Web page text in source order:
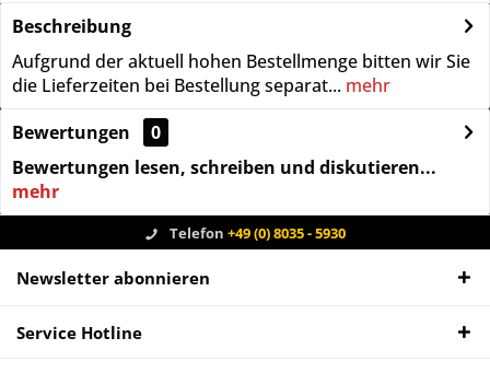
Beschreibung
Aufgrund der aktuell hohen Bestellmenge bitten wir Sie
die Lieferzeiten bei Bestellung separat... mehr
Bewertungen
0
Bewertungen lesen, schreiben und diskutieren...
mehr
Telefon +49 (0) 8035 - 5930
Newsletter abonnieren
Service Hotline